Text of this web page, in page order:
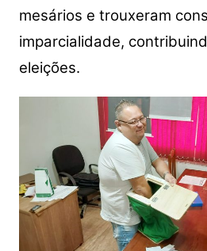
mesários e trouxeram
imparcialidade,
eleições.